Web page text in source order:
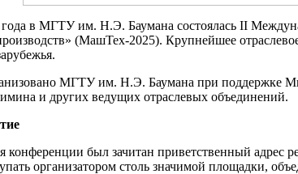
в МГТУ им. Н.Э. Баумана состоялась II
(МашТех-2025). Крупнейшее
МГТУ им. Н.Э. Баумана при поддержке
и других ведущих отраслевых объединений.
конференции был зачитан приветственный
организатором столь значимой площадки,